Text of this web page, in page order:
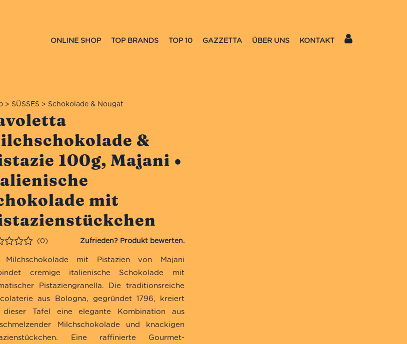
ONLINE SHOP TOP BRANDS TOP 10 GAZZETTA ÜBER UNS KONTAKT
> SÜSSES > Schokolade & Nougat
&
100g, Majani •
mit
(0)
Milchschokolade mit Pistazien von Majani
cremige italienische Schokolade mit
Pistaziengranella. Die traditionsreiche
aus Bologna, gegründet 1796, kreiert
Tafel eine elegante Kombination aus
Milchschokolade und knackigen
Eine raffinierte Gourmet-